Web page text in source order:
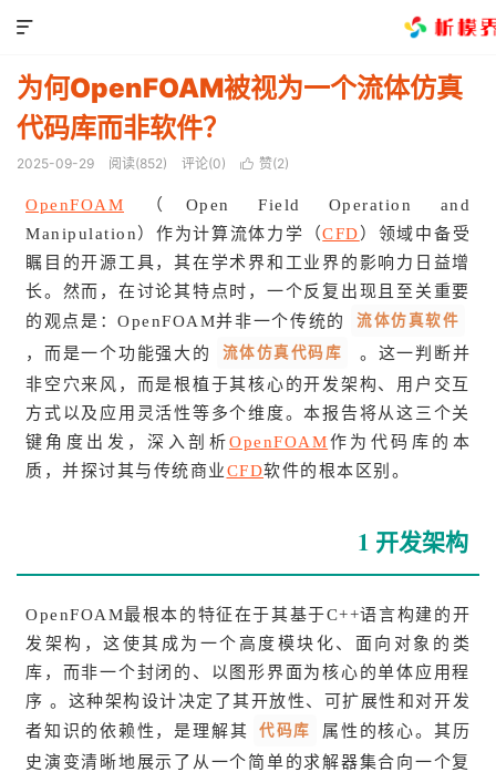

为何OpenFOAM被视为一个流体仿真
代码库而非软件？
2025-09-29 阅读(852) 评论(0)  赞(2)
OpenFOAM （Open Field Operation and
Manipulation）作为计算流体力学（CFD ）领域中备受
瞩目的开源工具，其在学术界和工业界的影响力日益增
长。然而，在讨论其特点时，一个反复出现且至关重要
的观点是：OpenFOAM并非一个传统的
流体仿真软件
，而是一个功能强大的
流体仿真代码库
。这一判断并
非空穴来风，而是根植于其核心的开发架构、用户交互
方式以及应用灵活性等多个维度。本报告将从这三个关
键角度出发，深入剖析OpenFOAM作为代码库的本
质，并探讨其与传统商业CFD软件的根本区别。
1 开发架构
OpenFOAM最根本的特征在于其基于C++语言构建的开
发架构，这使其成为一个高度模块化、面向对象的类
库，而非一个封闭的、以图形界面为核心的单体应用程
序 。这种架构设计决定了其开放性、可扩展性和对开发
者知识的依赖性，是理解其
代码库
属性的核心。其历
史演变清晰地展示了从一个简单的求解器集合向一个复